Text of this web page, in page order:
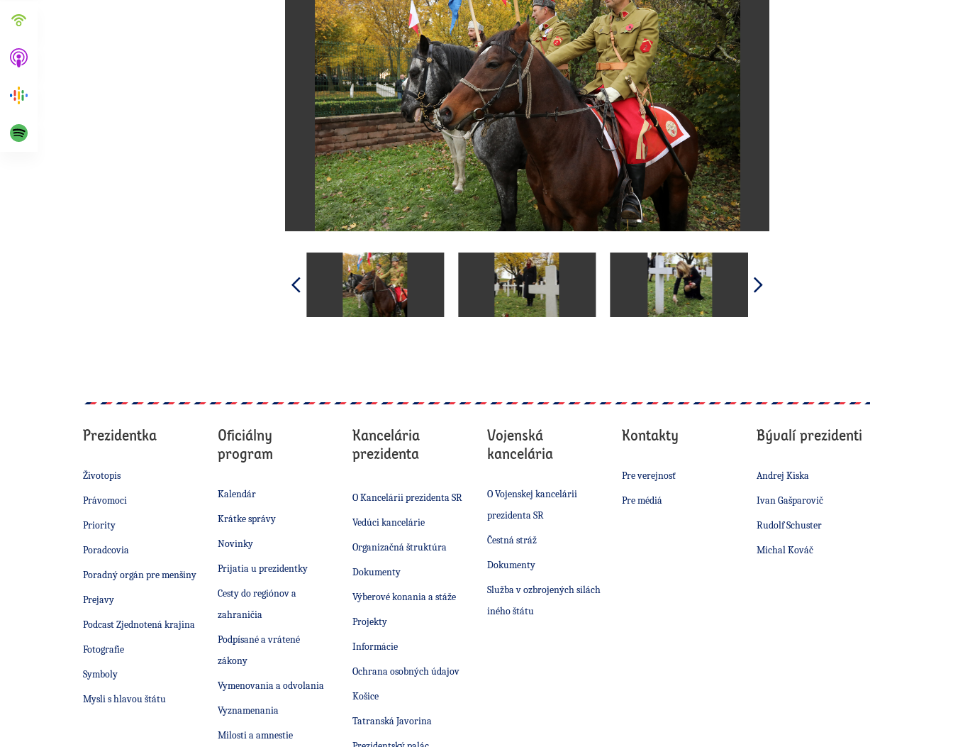
Prezidentka
Životopis
Právomoci
Priority
Poradcovia
Poradný orgán pre menšiny
Prejavy
Podcast Zjednotená krajina
Fotografie
Symboly
Mysli s hlavou štátu
Oficiálny
program
Kalendár
Krátke správy
Novinky
Prijatia u prezidentky
Cesty do regiónov a
zahraničia
Podpísané a vrátené
zákony
Vymenovania a odvolania
Vyznamenania
Milosti a amnestie
Kancelária
prezidenta
O Kancelárii prezidenta SR
Vedúci kancelárie
Organizačná štruktúra
Dokumenty
Výberové konania a stáže
Projekty
Informácie
Ochrana osobných údajov
Košice
Tatranská Javorina
Vojenská
kancelária
O Vojenskej kancelárii
prezidenta SR
Čestná stráž
Dokumenty
Služba v ozbrojených silách
iného štátu
Kontakty
Pre verejnosť
Pre médiá
Bývalí prezidenti
Andrej Kiska
Ivan Gašparovič
Rudolf Schuster
Michal Kováč